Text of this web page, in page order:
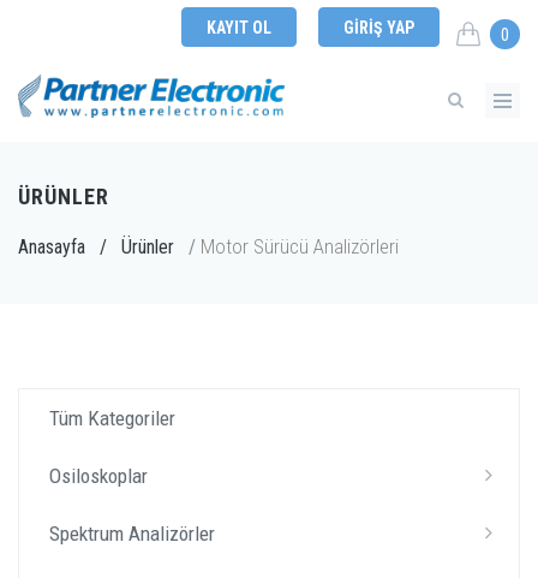
KAYIT OL GIRIŞ YAP 0
ÜRÜNLER
Anasayfa / Ürünler / Motor Sürücü Analizörleri
Tüm Kategoriler
Osiloskoplar
Spektrum Analizörler